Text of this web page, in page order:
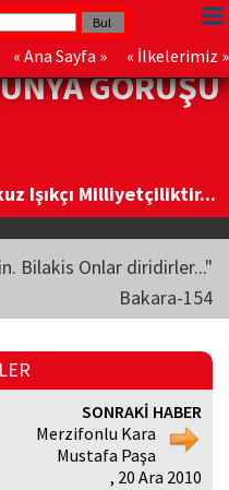
« Ana Sayfa » « İlkelerimiz »
GÖRÜŞÜ
Işıkçı Milliyetçiliktir...
Bilakis Onlar diridirler..."
Bakara-154
SONRAKİ HABER
Merzifonlu Kara
Mustafa Paşa
, 20 Ara 2010